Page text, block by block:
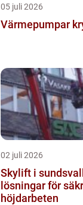
05 juli 2026
Värmepumpar
02 juli 2026
Skylift i sundsvall smarta
lösningar för
höjdarbeten